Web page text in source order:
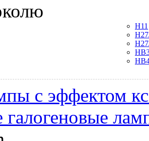
H11
с эффектом
галогеновые